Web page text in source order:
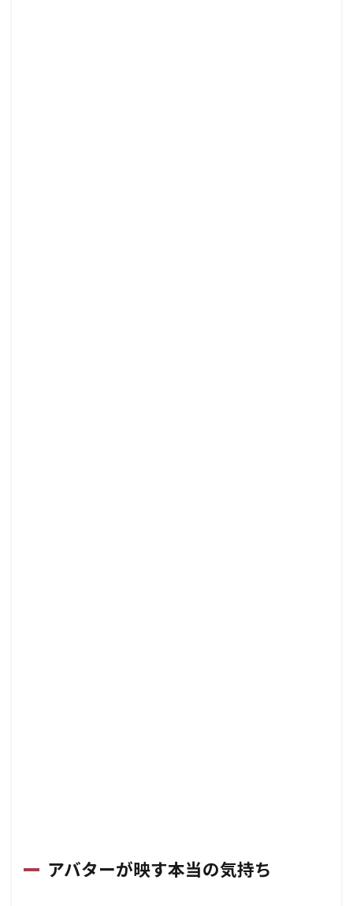
アバターが映す本当の気持ち